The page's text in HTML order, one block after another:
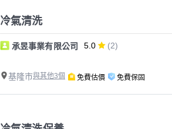
冷氣清洗
承昱事業有限公司 5.0 (2)
基隆市與其他3個 免費估價 免費保固